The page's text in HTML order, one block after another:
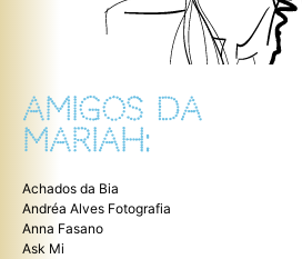
AMIGOS DA
MARIAH:
Achados da Bia
Andréa Alves Fotografia
Anna Fasano
Ask Mi